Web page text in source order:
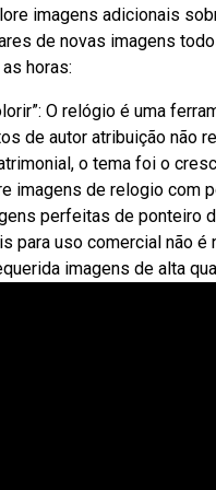
imagens adicionais
de novas imagens
horas:
O relógio é uma
de autor atribuição não
o tema foi o
imagens de relogio com
perfeitas de ponteiro
para uso comercial não
imagens de alta